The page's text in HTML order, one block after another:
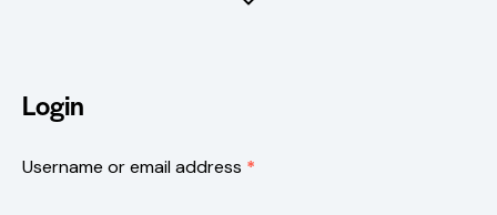
Login
Username or email address *